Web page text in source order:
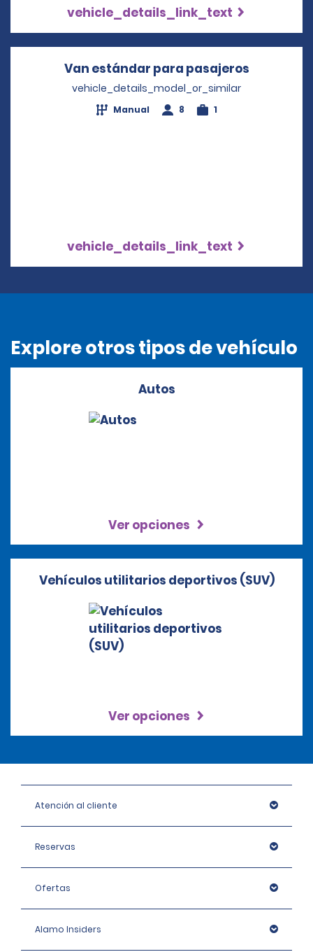
vehicle_details_link_text
Van estándar para pasajeros
vehicle_details_model_or_similar
Manual 8 1
vehicle_details_link_text
Explore otros tipos de vehículo
Autos
Ver opciones
Vehículos utilitarios deportivos (SUV)
Ver opciones
Atención al cliente
Reservas
Ofertas
Alamo Insiders